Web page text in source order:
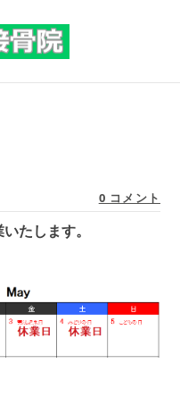
0 コメント
たします。